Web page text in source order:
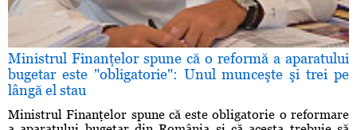
Ministrul Finanţelor spune că o reformă a aparatului
bugetar este "obligatorie": Unul munceşte şi trei pe
lângă el stau
Ministrul Finanţelor spune că este obligatorie o reformare